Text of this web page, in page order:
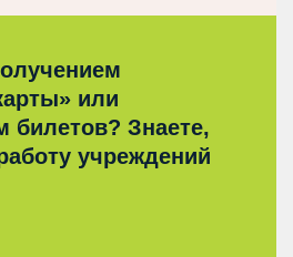
или
билетов? Знаете,
учреждений